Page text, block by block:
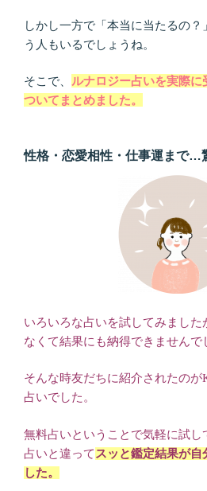
しかし一方で「本当に当たるの？
う人もいるでしょうね。
そこで、 ルナロジー占いを実際
ついてまとめました。
性格・恋愛相性・仕事運まで…
いろいろな占いを試してみました
なくて結果にも納得できませんで
そんな時友だちに紹介されたの
占いでした。
無料占いということで気軽に試し
占いと違って スッと鑑定結果が自
した。